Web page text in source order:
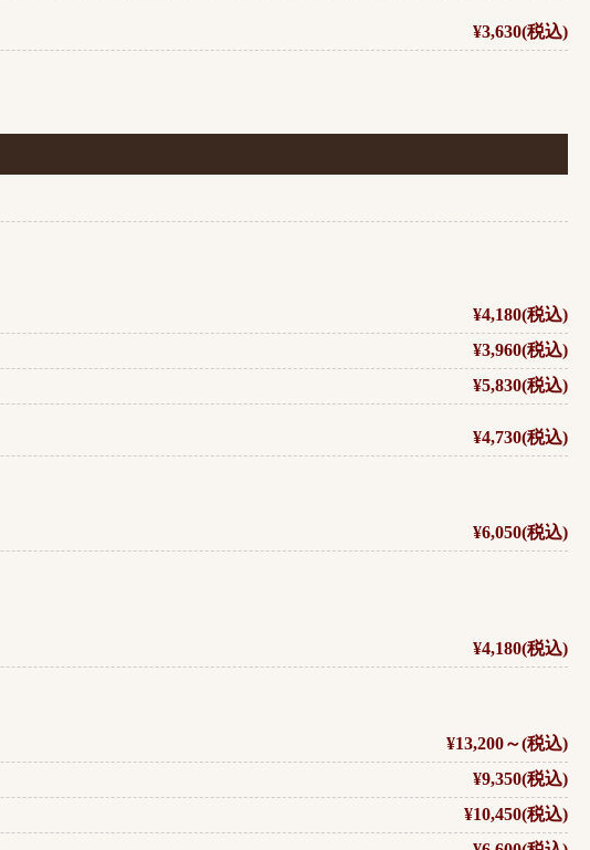
¥3,630(税込)
¥4,180(税込)
¥3,960(税込)
¥5,830(税込)
¥4,730(税込)
¥6,050(税込)
¥4,180(税込)
¥13,200～(税込)
¥9,350(税込)
¥10,450(税込)